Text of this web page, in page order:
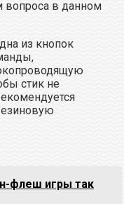
вопроса в данном
из кнопок
стик не
флеш игры так